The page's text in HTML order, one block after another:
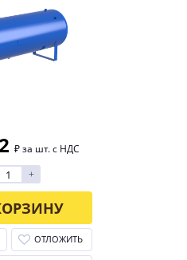
₽ за шт. с НДС
+
ОТЛОЖИТЬ